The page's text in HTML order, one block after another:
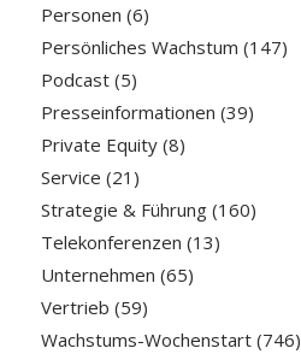
Personen (6)
Persönliches Wachstum (147)
Podcast(5)
Presseinformationen (39)
Private Equity(8)
Service (21)
Strategie & Führung(160)
Telekonferenzen (13)
Unternehmen (65)
Vertrieb (59)
Wachstums-Wochenstart(746)